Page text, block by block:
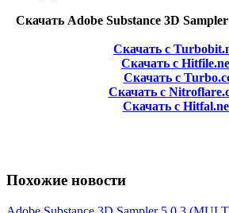
Скачать Adobe Substance 3D
Скачать с
Скачать с
Скачать с
Скачать с
Скачать с
Похожие новости